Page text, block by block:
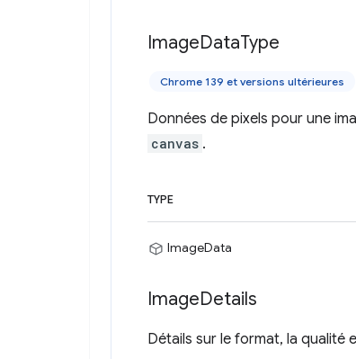
ImageDataType
Chrome 139 et versions ultérieures
Données de pixels pour une
canvas .
TYPE
ImageData
ImageDetails
Détails sur le format, la qualité